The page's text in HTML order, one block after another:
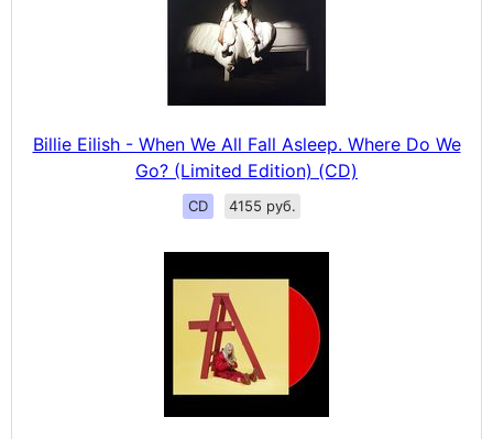
Billie Eilish - When We All Fall Asleep. Where Do We
Go? (Limited Edition) (CD)
CD 4155 руб.